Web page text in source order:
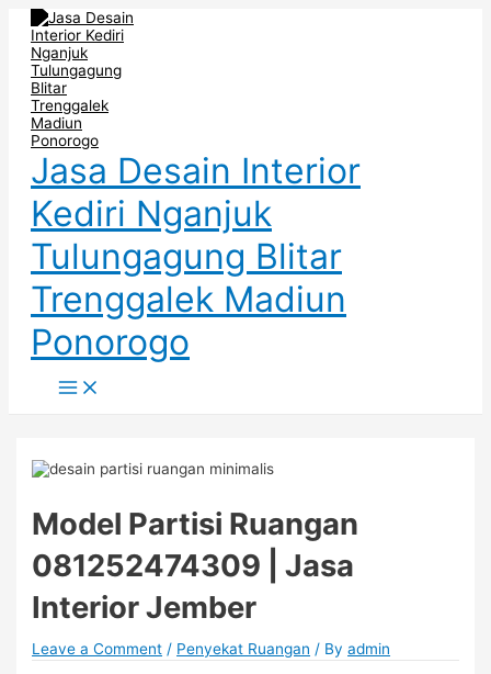
Skip
content
Jasa Desain Interior
Kediri Nganjuk
Tulungagung Blitar
Trenggalek Madiun
Ponorogo
Menu
Model Partisi Ruangan
081252474309 | Jasa
Interior Jember
Leave a Comment / Penyekat Ruangan / Byadmin
Post
navigation